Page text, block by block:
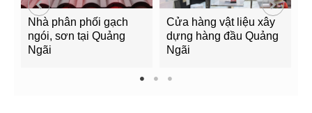
Nhà phân phối gạch
ngói, sơn tại Quảng
Ngãi
Cửa hàng vật liệu xây
dựng hàng đầu Quảng
Ngãi
1 2 3